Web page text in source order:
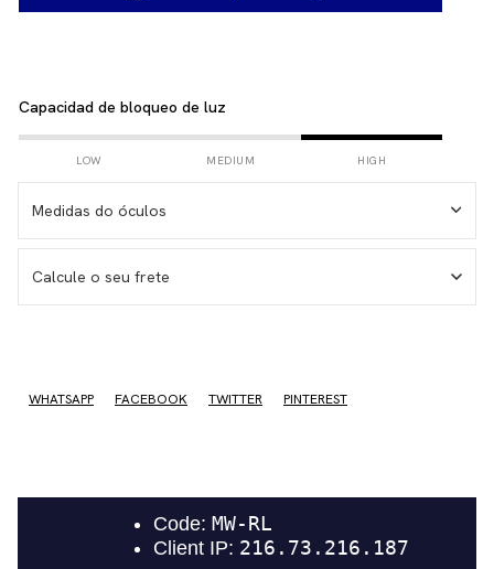
Capacidad de bloqueo de luz
LOW MEDIUM HIGH
Medidas do óculos
Calcule o seu frete
WHATSAPP FACEBOOK TWITTER PINTEREST